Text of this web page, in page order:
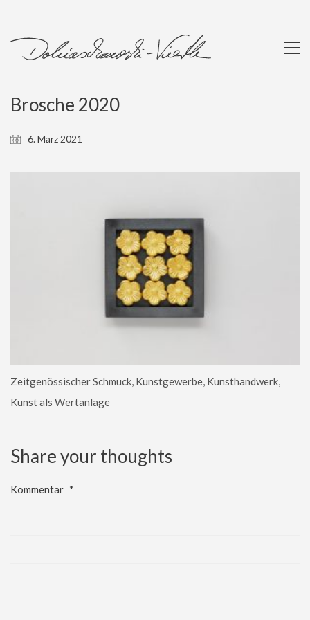
Brosche 2020
6. März 2021
Zeitgenössischer Schmuck, Kunstgewerbe, Kunsthandwerk,
Kunst als Wertanlage
Share your thoughts
Kommentar *